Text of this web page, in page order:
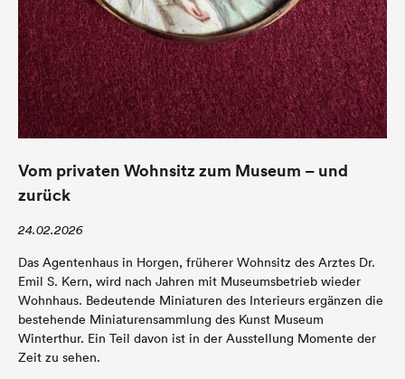
Vom privaten Wohnsitz zum Museum – und
zurück
24.02.2026
Das Agentenhaus in Horgen, früherer Wohnsitz des Arztes Dr.
Emil S. Kern, wird nach Jahren mit Museumsbetrieb wieder
Wohnhaus. Bedeutende Miniaturen des Interieurs ergänzen die
bestehende Miniaturensammlung des Kunst Museum
Winterthur. Ein Teil davon ist in der Ausstellung Momente der
Zeit zu sehen.